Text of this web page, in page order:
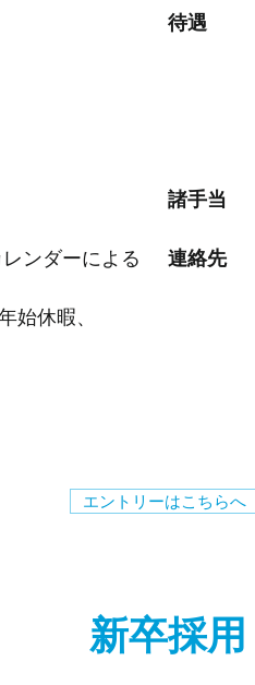
ンダーによる
休暇、
待遇 各
資格
士：
諸手当
連絡先株
村田
エントリーはこちらへ
​新卒採用